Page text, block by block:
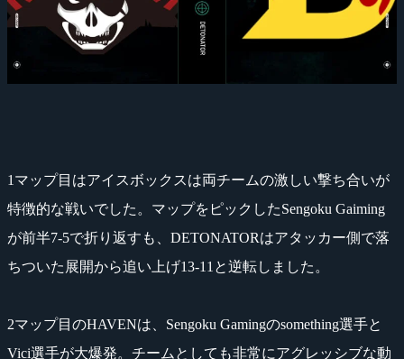
1マップ目はアイスボックスは両チームの激しい撃ち合いが
特徴的な戦いでした。マップをピックしたSengoku Gaiming
が前半7-5で折り返すも、DETONATORはアタッカー側で落
ちついた展開から追い上げ13-11と逆転しました。
2マップ目のHAVENは、Sengoku Gamingのsomething選手と
Vici選手が大爆発。チームとしても非常にアグレッシブな動